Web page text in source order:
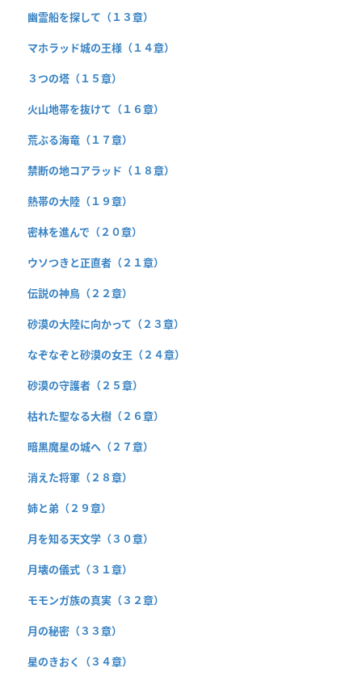
幽霊船を探して（１３章）
マホラッド城の王様（１４章）
３つの塔（１５章）
火山地帯を抜けて（１６章）
荒ぶる海竜（１７章）
禁断の地コアラッド（１８章）
熱帯の大陸（１９章）
密林を進んで（２０章）
ウソつきと正直者（２１章）
伝説の神鳥（２２章）
砂漠の大陸に向かって（２３章）
なぞなぞと砂漠の女王（２４章）
砂漠の守護者（２５章）
枯れた聖なる大樹（２６章）
暗黒魔星の城へ（２７章）
消えた将軍（２８章）
姉と弟（２９章）
月を知る天文学（３０章）
月壊の儀式（３１章）
モモンガ族の真実（３２章）
月の秘密（３３章）
星のきおく（３４章）